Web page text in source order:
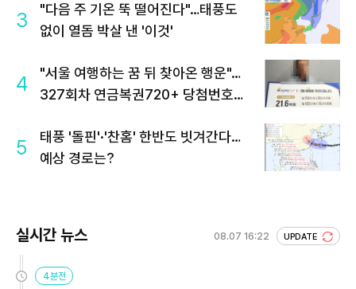
3
"다음 주 기온 뚝 떨어진다"…태풍도
없이 열돔 박살 낸 '이것'
4
"서울 여행하는 꿈 뒤 찾아온 행운"…
327회차 연금복권720+ 당첨번호조
5
태풍 '돌핀'·'찬홈' 한반도 빗겨간다…
예상 경로는?
실시간 뉴스 08.07 16:22 UPDATE
4분전